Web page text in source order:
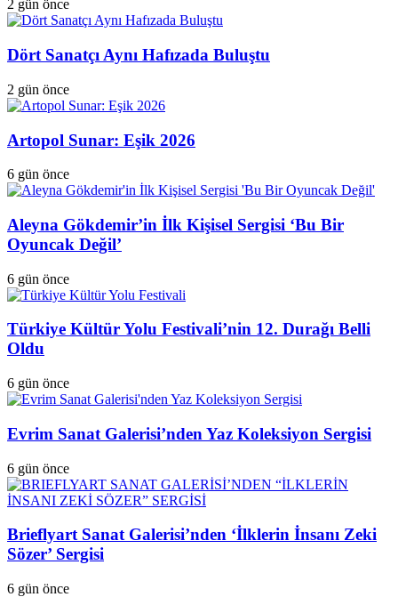
2 gün önce
Dört Sanatçı Aynı Hafızada Buluştu
2 gün önce
Artopol Sunar: Eşik 2026
6 gün önce
Aleyna Gökdemir’in İlk Kişisel Sergisi ‘Bu Bir
Oyuncak Değil’
6 gün önce
Türkiye Kültür Yolu Festivali’nin 12. Durağı Belli
Oldu
6 gün önce
Evrim Sanat Galerisi’nden Yaz Koleksiyon Sergisi
6 gün önce
Brieflyart Sanat Galerisi’nden ‘İlklerin İnsanı Zeki
Sözer’ Sergisi
6 gün önce